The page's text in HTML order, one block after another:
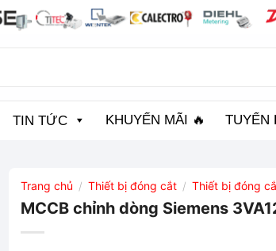
TIN TỨC KHUYẾN MÃI 🔥 TUYỂN
Trang chủ / Thiết bị đóng cắt / Thiết bị đóng
MCCB chỉnh dòng Siemens